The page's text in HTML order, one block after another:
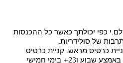
כפי יכולתך כאשר כל ההכנסות
של סולידריות.
כניסה של 18+ בקניית כרטיס מראש. קניית כרטיס
בכניסה תתאפשר לגילאי 21+ באמצע שבוע ו23+ בימי חמישי